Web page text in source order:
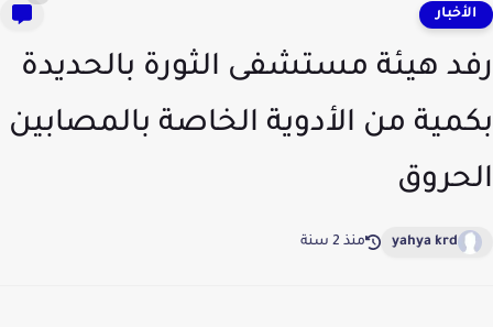
هيئة مستشفى الثورة بالحديدة
من الأدوية الخاصة بالمصابين
yahya krd منذ 2 سنة